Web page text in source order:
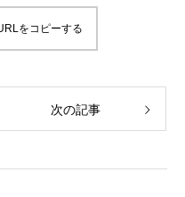
をコピーする
次の記事